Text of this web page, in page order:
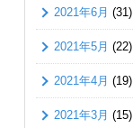
2021年6月 (31)
2021年5月 (22)
2021年4月 (19)
2021年3月 (15)